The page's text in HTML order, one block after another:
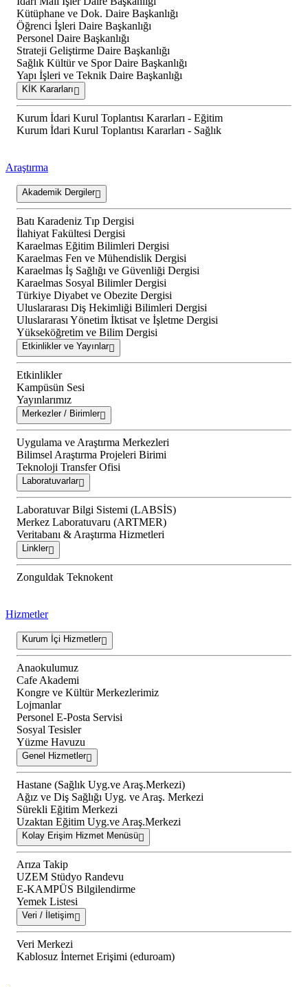
Kütüphane ve Dok. Daire Başkanlığı
Öğrenci İşleri Daire Başkanlığı
Personel Daire Başkanlığı
Strateji Geliştirme Daire Başkanlığı
Sağlık Kültür ve Spor Daire Başkanlığı
Yapı İşleri ve Teknik Daire Başkanlığı
KİK Kararları
Kurum İdari Kurul Toplantısı Kararları - Eğitim
Kurum İdari Kurul Toplantısı Kararları - Sağlık
Araştırma
Akademik Dergiler
Batı Karadeniz Tıp Dergisi
İlahiyat Fakültesi Dergisi
Karaelmas Eğitim Bilimleri Dergisi
Karaelmas Fen ve Mühendislik Dergisi
Karaelmas İş Sağlığı ve Güvenliği Dergisi
Karaelmas Sosyal Bilimler Dergisi
Türkiye Diyabet ve Obezite Dergisi
Uluslararası Diş Hekimliği Bilimleri Dergisi
Uluslararası Yönetim İktisat ve İşletme Dergisi
Yükseköğretim ve Bilim Dergisi
Etkinlikler ve Yayınlar
Etkinlikler
Kampüsün Sesi
Yayınlarımız
Merkezler / Birimler
Uygulama ve Araştırma Merkezleri
Bilimsel Araştırma Projeleri Birimi
Teknoloji Transfer Ofisi
Laboratuvarlar
Laboratuvar Bilgi Sistemi (LABSİS)
Merkez Laboratuvaru (ARTMER)
Veritabanı & Araştırma Hizmetleri
Linkler
Zonguldak Teknokent
Hizmetler
Kurum İçi Hizmetler
Anaokulumuz
Cafe Akademi
Kongre ve Kültür Merkezlerimiz
Lojmanlar
Personel E-Posta Servisi
Sosyal Tesisler
Yüzme Havuzu
Genel Hizmetler
Hastane (Sağlık Uyg.ve Araş.Merkezi)
Ağız ve Diş Sağlığı Uyg. ve Araş. Merkezi
Sürekli Eğitim Merkezi
Uzaktan Eğitim Uyg.ve Araş.Merkezi
Kolay Erişim Hizmet Menüsü
Arıza Takip
UZEM Stüdyo Randevu
E-KAMPÜS Bilgilendirme
Yemek Listesi
Veri / İletişim
Veri Merkezi
Kablosuz İnternet Erişimi (eduroam)